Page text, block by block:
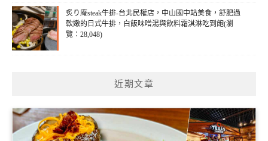
炙り庵steak牛排-台北民權店，中山國中站美食，舒肥過
軟嫩的日式牛排，白飯味噌湯與飲料霜淇淋吃到飽(瀏
覽：28,048)
近期文章